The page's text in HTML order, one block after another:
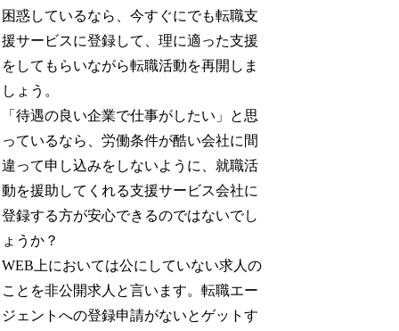
困惑しているなら、今すぐにでも転職支
援サービスに登録して、理に適った支援
をしてもらいながら転職活動を再開しま
しょう。
「待遇の良い企業で仕事がしたい」と思
っているなら、労働条件が酷い会社に間
違って申し込みをしないように、就職活
動を援助してくれる支援サービス会社に
登録する方が安心できるのではないでし
ょうか？
WEB上においては公にしていない求人の
ことを非公開求人と言います。転職エー
ジェントへの登録申請がないとゲットす